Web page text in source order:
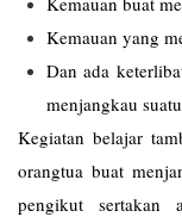
Kemauan yang
Dan ada
menjangkau
Kegiatan belajar
orangtua buat
pengikut sertakan